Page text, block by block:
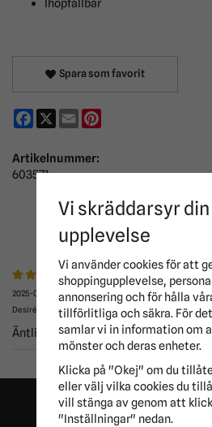
Ihopfällbar
Spara som favorit
Facebook
X Email
Artikelnummer:
603571
2025-08-19
Desirée
Äntligen ordning
Vi skräddarsyr din
upplevelse
Vi använder cookies för att
shoppingupplevelse,
annonsering och för hålla
tillförlitliga och säkra. För
samlar vi in information om
mönster och deras enheter.
Klicka på "Okej" om du
eller välj vilka cookies du
vill stänga av genom att
"Inställningar" nedan.